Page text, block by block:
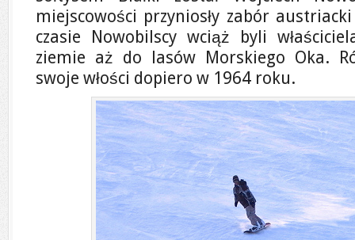
miejscowości przyniosły zabór
czasie Nowobilscy wciąż byli
ziemie aż do lasów Morskiego Oka.
swoje włości dopiero w 1964 roku.